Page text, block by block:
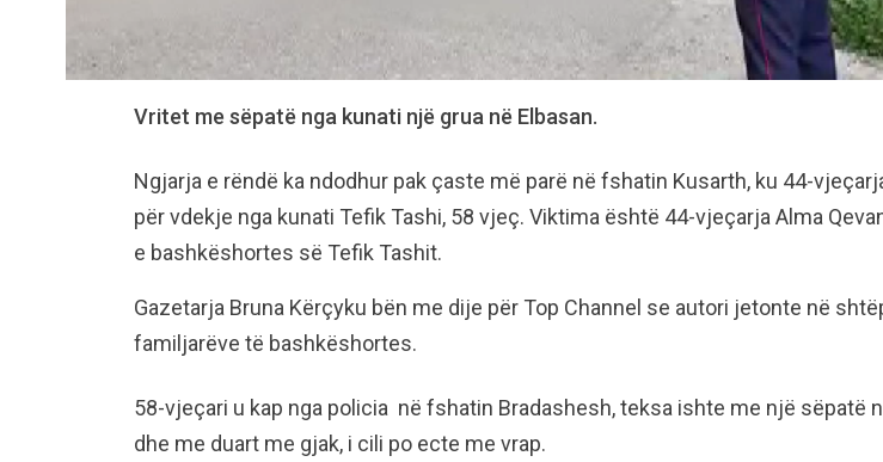
Vritet me sëpatë nga kunati një grua në Elbasan.
Ngjarja e rëndë ka ndodhur pak çaste më parë në fshatin Kusarth, ku 44-
për vdekje nga kunati Tefik Tashi, 58 vjeç. Viktima është 44-vjeçarja Alma
e bashkëshortes së Tefik Tashit.
Gazetarja Bruna Kërçyku bën me dije për Top Channel se autori jetonte në
familjarëve të bashkëshortes.
58-vjeçari u kap nga policia në fshatin Bradashesh, teksa ishte me një sëpatë
dhe me duart me gjak, i cili po ecte me vrap.